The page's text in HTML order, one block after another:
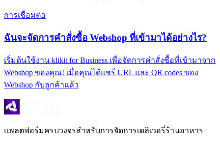
การเชื่อมต่อ
ฉันจะจัดการคำสั่งซื้อ Webshop ที่เข้ามาได้อย่างไร?
เริ่มต้นใช้งาน klikit for Business เพื่อจัดการคำสั่งซื้อที่เข้ามาจาก
Webshop ของคุณ! เมื่อคุณได้แชร์ URL และ QR codes ของ
Webshop กับลูกค้าแล้ว
แพลตฟอร์มครบวงจรสำหรับการจัดการเดลิเวอรี่ร้านอาหาร